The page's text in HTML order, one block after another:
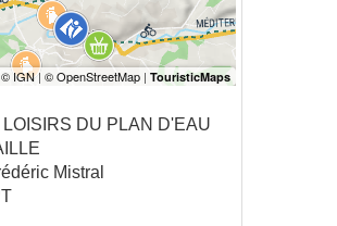
LOISIRS DU PLAN D'EAU
Mistral